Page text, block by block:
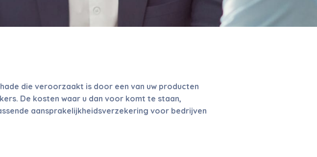
die veroorzaakt is door een van uw producten
De kosten waar u dan voor komt te staan,
aansprakelijkheidsverzekering voor bedrijven